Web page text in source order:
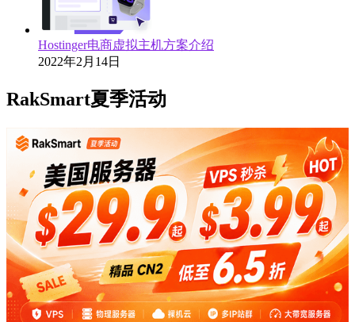
Hostinger电商虚拟主机方案介绍
2022年2月14日
RakSmart夏季活动